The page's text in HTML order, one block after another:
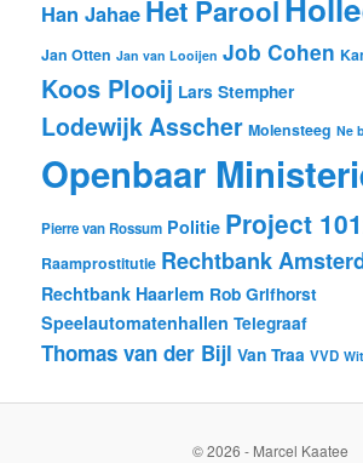
Han Jahae Het Parool
Jan Otten Jan van Looijen Job Cohen
Koos Plooij Lars Stempher
Lodewijk Asscher Molensteeg Ne
Openbaar
Pierre van Rossum Politie Project
Raamprostitutie Rechtbank
Rechtbank Haarlem Rob Grifhorst
Speelautomatenhallen Telegraaf
Thomas van der Bijl Van Traa VVD
© 2026 - Marcel Kaatee